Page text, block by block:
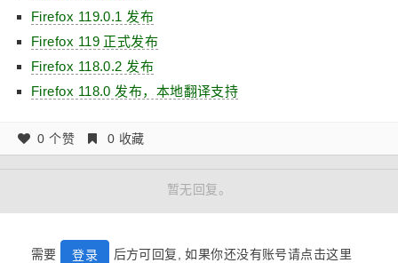
Firefox 119.0.1 发布
Firefox 119 正式发布
Firefox 118.0.2 发布
Firefox 118.0 发布，本地翻译支持
0 个赞 0 收藏
暂无回复。
需要 登录 后方可回复, 如果你还没有账号请点击这里